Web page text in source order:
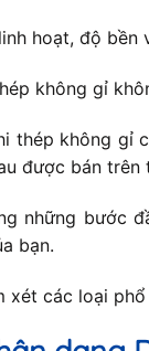
hoạt, độ bền
không gỉ
thép không gỉ
được bán
những bước
bạn.
xét các loại